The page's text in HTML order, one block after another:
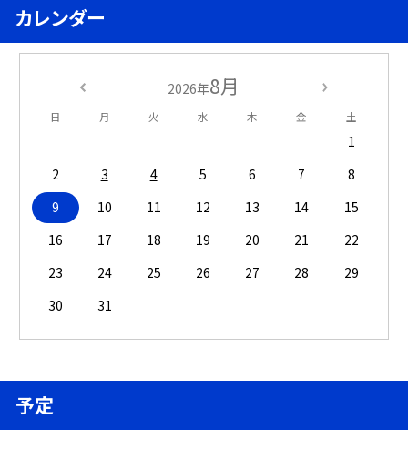
カレンダー
2026年8月
日 月 火 水 木 金 土
1
2
3 4 5 6 7
8
9
10 11 12 13 14
15
16
17 18 19 20 21
22
23
24 25 26 27 28
29
30
31
予定